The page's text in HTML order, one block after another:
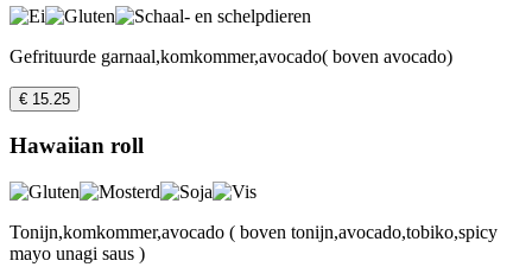
Gefrituurde garnaal,komkommer,avocado( boven avocado)
€ 15.25
Hawaiian roll
Tonijn,komkommer,avocado ( boven tonijn,avocado,tobiko,spicy
mayo unagi saus )